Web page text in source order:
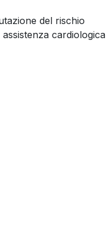
del rischio
cardiologica